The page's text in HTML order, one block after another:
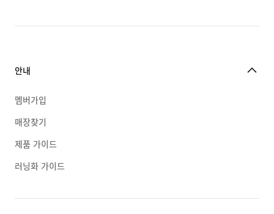
안내
멤버가입
매장찾기
제품 가이드
러닝화 가이드